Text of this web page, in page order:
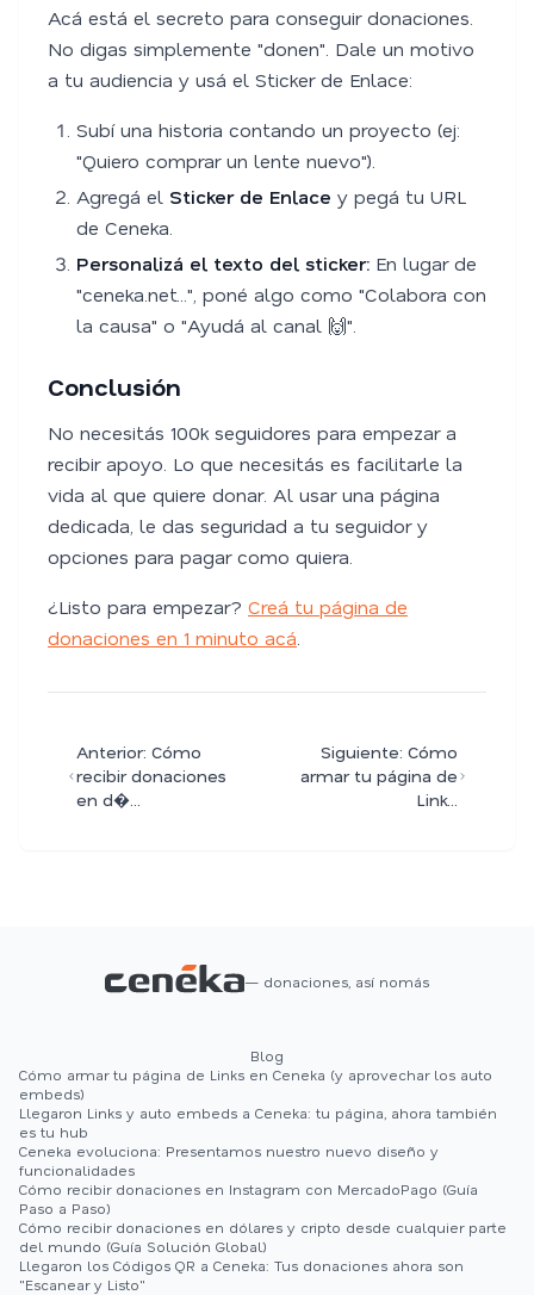
Acá está el secreto para conseguir donaciones.
No digas simplemente "donen". Dale un motivo
a tu audiencia y usá el Sticker de Enlace:
Subí una historia contando un proyecto (ej:
"Quiero comprar un lente nuevo").
Agregá el Sticker de Enlace y pegá tu URL
de Ceneka.
Personalizá el texto del sticker: En lugar de
"ceneka.net...", poné algo como "Colabora con
la causa" o "Ayudá al canal 🙌".
Conclusión
No necesitás 100k seguidores para empezar a
recibir apoyo. Lo que necesitás es facilitarle la
vida al que quiere donar. Al usar una página
dedicada, le das seguridad a tu seguidor y
opciones para pagar como quiera.
¿Listo para empezar? Creá tu página de
donaciones en 1 minuto acá
Anterior: Cómo
recibir donaciones
en d�...
Siguiente: Cómo
armar tu página de
Link...
— donaciones, así nomás
Blog
Cómo armar tu página de Links en Ceneka (y aprovechar los auto
embeds)
Llegaron Links y auto embeds a Ceneka: tu página, ahora también
es tu hub
Ceneka evoluciona: Presentamos nuestro nuevo diseño y
funcionalidades
Cómo recibir donaciones en Instagram con MercadoPago (Guía
Paso a Paso)
Cómo recibir donaciones en dólares y cripto desde cualquier parte
del mundo (Guía Solución Global)
Llegaron los Códigos QR a Ceneka: Tus donaciones ahora son
"Escanear y Listo"